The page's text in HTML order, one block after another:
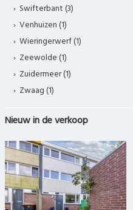
Swifterbant (3)
Venhuizen (1)
Wieringerwerf (1)
Zeewolde (1)
Zuidermeer (1)
Zwaag (1)
Nieuw in de verkoop